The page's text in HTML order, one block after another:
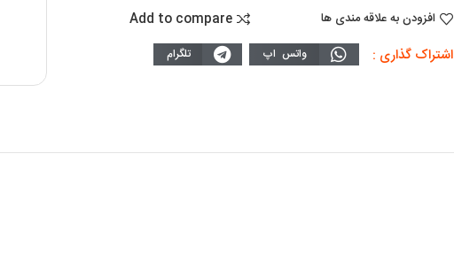
افزودن به علاقه مندی ها Add to compare
اشتراک گذاری : واتس اپ تلگرام